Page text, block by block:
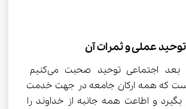
عملی و ثمرات آن
وقتی در مورد بعد اجتماعی توحید صحبت می‌کنیم
که همه ارکان جامعه در جهت خدمت
بگیرد و اطاعت همه جانبه از خداوند را